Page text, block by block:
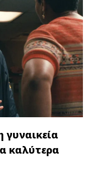
καλύτερα